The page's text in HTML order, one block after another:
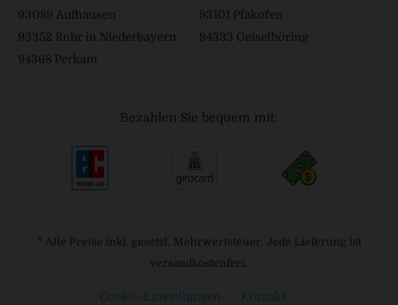
93089 Aufhausen
93101 Pfakofen
93352 Rohr in Niederbayern
94333 Geiselhöring
94368 Perkam
Bezahlen Sie bequem mit:
* Alle Preise inkl. gesetzl. Mehrwertsteuer. Jede Lieferung ist
versandkostenfrei.
Cookie-Einstellungen Kontakt